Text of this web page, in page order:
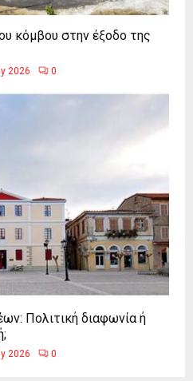
κόμβου στην έξοδο της
2026 0
Πολιτική διαφωνία ή
2026 0